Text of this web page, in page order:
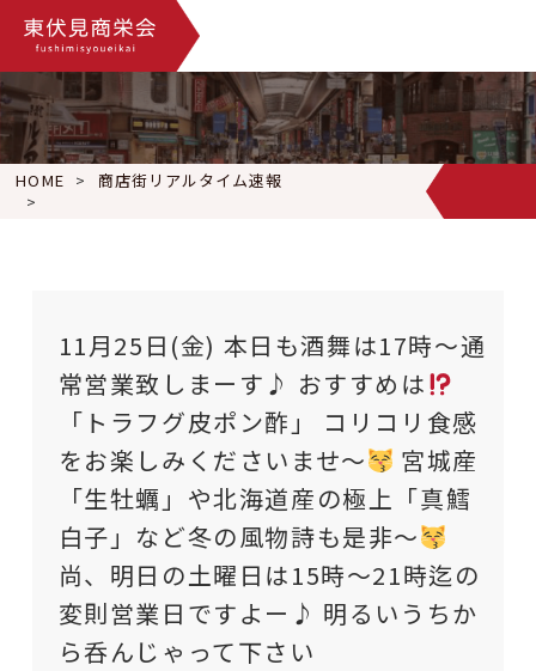
HOME
商店街リアルタイム速報
11月25日(金) 本日も酒舞は17時〜通常営業致しまーす♪ おす
11月25日(金) 本日も酒舞は17時〜通
常営業致しまーす♪ おすすめは
「トラフグ皮ポン酢」 コリコリ食感
をお楽しみくださいませ〜
宮城産
「生牡蠣」や北海道産の極上「真鱈
白子」など冬の風物詩も是非〜
尚、明日の土曜日は15時〜21時迄の
変則営業日ですよー♪ 明るいうちか
ら呑んじゃって下さい